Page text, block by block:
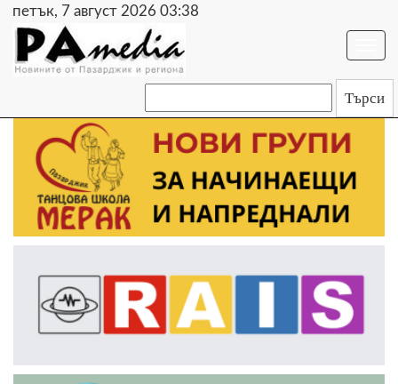
петък, 7 август 2026 03:38